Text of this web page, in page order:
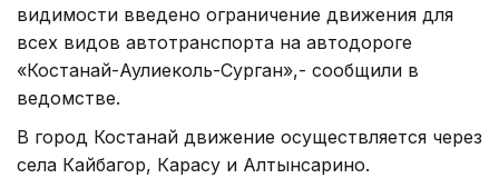
видимости введено ограничение движения для
всех видов автотранспорта на автодороге
«Костанай-Аулиеколь-Сурган»,- сообщили в
ведомстве.
В город Костанай движение осуществляется через
села Кайбагор, Карасу и Алтынсарино.